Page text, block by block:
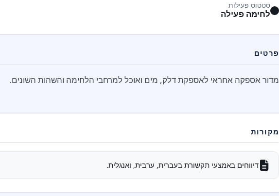
סטטוס פעילות
לחימה פעילה
פרטים
מדור אספקה אחראי לאספקת דלק, מים ואוכל למרחבי הלחימה והשהות השונים.
מקורות
דיווחים באמצעי תקשורת בעברית, ערבית, ואנגלית.